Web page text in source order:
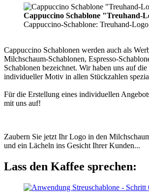
Cappuccino Schablone "Treuhand-
Cappuccino-Schablone: Treuhand-Logo
Cappuccino Schablonen werden auch als
Milchschaum-Schablonen, Espresso-
Schablonen bezeichnet. Wir haben uns auf
individueller Motiv in allen Stückzahlen
Für die Erstellung eines individuellen
mit uns auf!
Zaubern Sie jetzt Ihr Logo in den
und ein Lächeln ins Gesicht Ihrer Kunden...
Lass den Kaffee sprechen: